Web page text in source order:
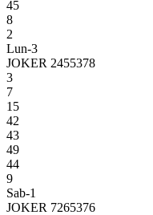
45
8
2
Lun-3
JOKER 2455378
3
7
15
42
43
49
44
9
Sab-1
JOKER 7265376